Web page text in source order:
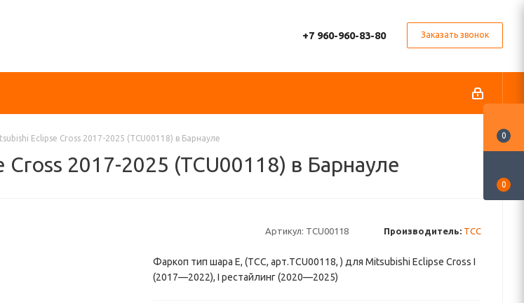
+7 960-960-83-80 Заказать звонок
Eclipse Cross 2017-2025 (TCU00118) в Барнауле
2017-2025 (TCU00118) в Барнауле
Артикул: TCU00118 Производитель: ТСС
Фаркоп тип шара E, (ТСС, арт.TCU00118, ) для Mitsubishi Eclipse Cross I
(2017—2022), I рестайлинг (2020—2025)
0
0